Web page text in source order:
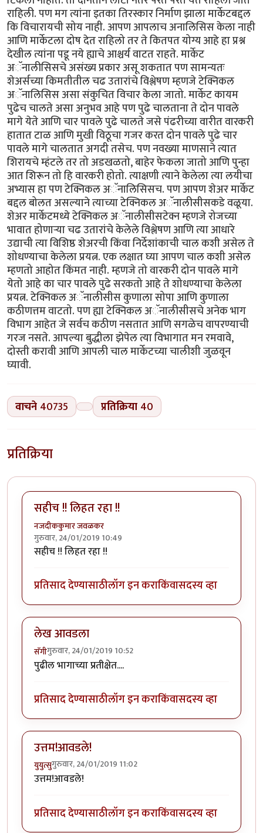
राहिली. पण मग त्यांना इतका तिरस्कार निर्माण झाला मार्केटबद्दल
कि विचारायची सोय नाही. आपण आपलाच अनालिसिस केला नाही
आणि मार्केटला दोष देत राहिलो तर ते कितपत योग्य आहे हा प्रश्न
देखील त्यांना पडू नये ह्याचे आश्चर्य वाटत राहते. मार्केट
अॅनालीसिसचे असंख्य प्रकार असू शकतात पण सामन्यतः
शेअर्सच्या किमतीतील चढ उतारांचे विश्लेषण म्हणजे टेक्निकल
अॅनालिसिस असा संकुचित विचार केला जातो. मार्केट कायम
पुढेच चालते असा अनुभव आहे पण पुढे चालताना ते दोन पावले
मागे येते आणि चार पावले पुढे चालते जसे पंढरीच्या वारीत वारकरी
हातात टाळ आणि मुखी विठूचा गजर करत दोन पावले पुढे चार
पावले मागे चालतात अगदी तसेच. पण नवख्या माणसाने त्यात
शिरायचे म्हंटले तर तो अडखळतो, बाहेर फेकला जातो आणि पुन्हा
आत शिरून तो हि वारकरी होतो. त्याक्षणी त्याने केलेला त्या लयीचा
अभ्यास हा पण टेक्निकल अॅनालिसिसच. पण आपण शेअर मार्केट
बद्दल बोलत असल्याने त्याच्या टेक्निकल अॅनालीसीसकडे वळूया.
शेअर मार्केटमध्ये टेक्निकल अॅनालीसीसटेक्न म्हणजे रोजच्या
भावात होणाऱ्या चढ उतारांचे केलेले विश्लेषण आणि त्या आधारे
उद्याची त्या विशिष्ठ शेअरची किंवा निर्देशांकाची चाल कशी असेल ते
शोधण्याचा केलेला प्रयत्न. एक लक्षात घ्या आपण चाल कशी असेल
म्हणतो आहोत किंमत नाही. म्हणजे तो वारकरी दोन पावले मागे
येतो आहे का चार पावले पुढे सरकतो आहे ते शोधण्याचा केलेला
प्रयत्न. टेक्निकल अॅनालीसीस कुणाला सोपा आणि कुणाला
कठीणत्तम वाटतो. पण ह्या टेक्निकल अॅनालीसीसचे अनेक भाग
विभाग आहेत जे सर्वच कठीण नसतात आणि सगळेच वापरण्याची
गरज नसते. आपल्या बुद्धीला झेपेल त्या विभागात मन रमवावे,
दोस्ती करावी आणि आपली चाल मार्केटच्या चालीशी जुळवून
घ्यावी.
वाचने 40735 प्रतिक्रिया 40
प्रतिक्रिया
सहीच !! लिहत रहा !!
नजदीककुमार जवळकर
गुरुवार, 24/01/2019 10:49
सहीच !! लिहत रहा !!
प्रतिसाद देण्यासाठीलॉग इन कराकिंवासदस्य व्हा
लेख आवडला
सॅगीगुरुवार, 24/01/2019 10:52
पुढील भागाच्या प्रतीक्षेत....
प्रतिसाद देण्यासाठीलॉग इन कराकिंवासदस्य व्हा
उत्तम!आवडले!
युयुत्सुगुरुवार, 24/01/2019 11:02
उत्तम!आवडले!
प्रतिसाद देण्यासाठीलॉग इन कराकिंवासदस्य व्हा